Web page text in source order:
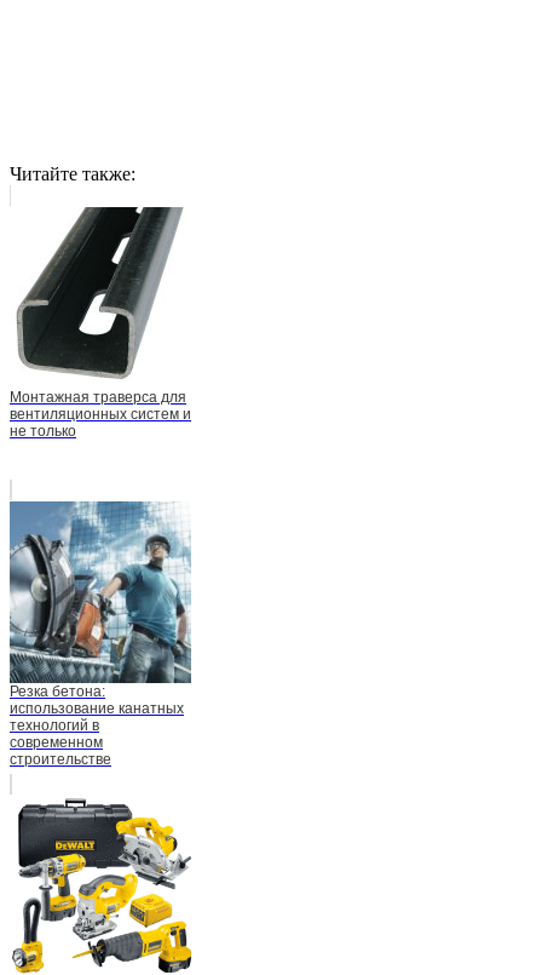
Читайте также:
Монтажная траверса для
вентиляционных систем и
не только
Резка бетона:
использование канатных
технологий в
современном
строительстве